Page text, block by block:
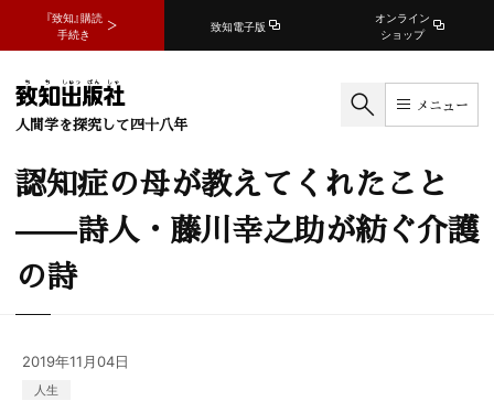
『致知』購読
手続き
致知電子版
オンライン
ショップ
人間学を探究して四十八年
メニュー
認知症の母が教えてくれたこと
——詩人・藤川幸之助が紡ぐ介護
の詩
2019年11月04日
人生